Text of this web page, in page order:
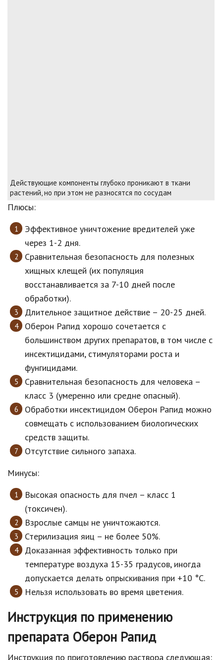
Действующие компоненты глубоко проникают в ткани
растений, но при этом не разносятся по сосудам
Плюсы:
Эффективное уничтожение вредителей уже
через 1-2 дня.
Сравнительная безопасность для полезных
хищных клещей (их популяция
восстанавливается за 7-10 дней после
обработки).
Длительное защитное действие – 20-25 дней.
Оберон Рапид хорошо сочетается с
большинством других препаратов, в том числе с
инсектицидами, стимуляторами роста и
фунгицидами.
Сравнительная безопасность для человека –
класс 3 (умеренно или средне опасный).
Обработки инсектицидом Оберон Рапид можно
совмещать с использованием биологических
средств защиты.
Отсутствие сильного запаха.
Минусы:
Высокая опасность для пчел – класс 1
(токсичен).
Взрослые самцы не уничтожаются.
Стерилизация яиц – не более 50%.
Доказанная эффективность только при
температуре воздуха 15-35 градусов, иногда
допускается делать опрыскивания при +10 °C.
Нельзя использовать во время цветения.
Инструкция по применению
препарата Оберон Рапид
Инструкция по приготовлению раствора следующая: